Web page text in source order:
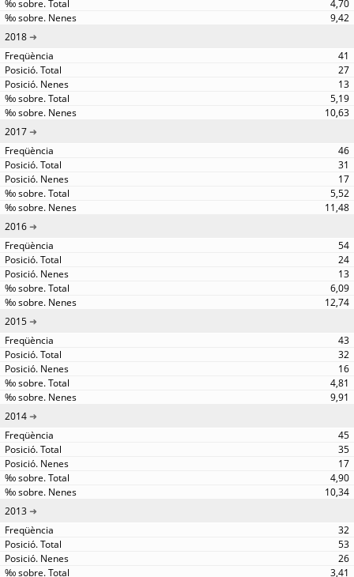
4,70
9,42
2018
41
27
13
5,19
10,63
2017
46
31
17
5,52
11,48
2016
54
24
13
6,09
12,74
2015
43
32
16
4,81
9,91
2014
45
35
17
4,90
10,34
2013
32
53
26
3,41